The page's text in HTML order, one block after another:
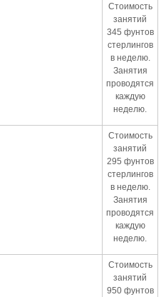
Стоимость
занятий
345 фунтов
стерлингов
в неделю.
Занятия
проводятся
каждую
неделю.
Стоимость
занятий
295 фунтов
стерлингов
в неделю.
Занятия
проводятся
каждую
неделю.
Стоимость
занятий
950 фунтов